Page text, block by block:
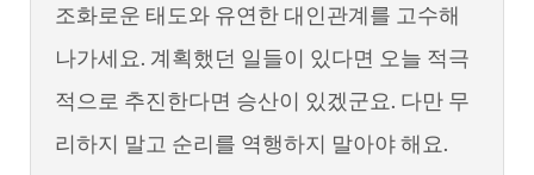
조화로운 태도와 유연한 대인관계를 고수해
나가세요. 계획했던 일들이 있다면 오늘 적극
적으로 추진한다면 승산이 있겠군요. 다만 무
리하지 말고 순리를 역행하지 말아야 해요.